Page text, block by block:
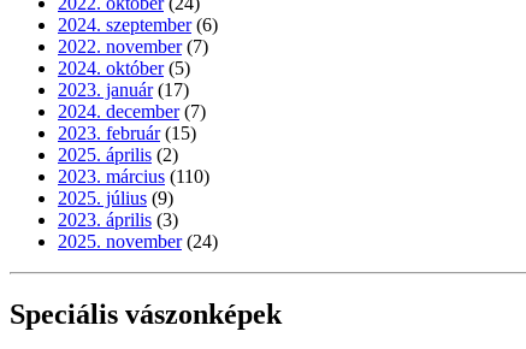
2024. szeptember (6)
2022. november (7)
2024. október (5)
2023. január (17)
2024. december (7)
2023. február (15)
2025. április (2)
2023. március (110)
2025. július (9)
2023. április (3)
2025. november (24)
Speciális vászonképek